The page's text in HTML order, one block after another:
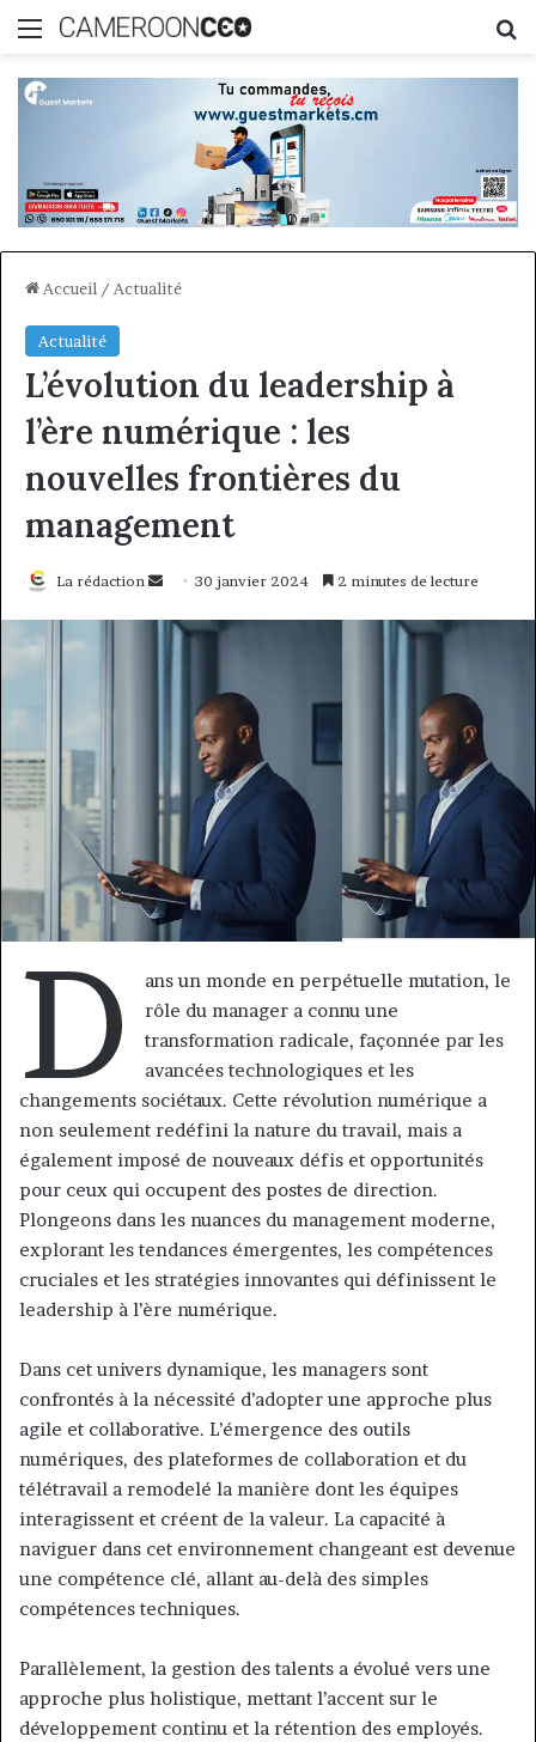
Menu
Accueil / Actualité
Actualité
L’évolution du leadership à
l’ère numérique : les
nouvelles frontières du
management
La rédaction
Envoyer
courriel
30 janvier 2024 2 minutes de lecture
D
ans un monde en perpétuelle mutation, le
rôle du manager a connu une
transformation radicale, façonnée par les
avancées technologiques et les
changements sociétaux. Cette révolution numérique a
non seulement redéfini la nature du travail, mais a
également imposé de nouveaux défis et opportunités
pour ceux qui occupent des postes de direction.
Plongeons dans les nuances du management moderne,
explorant les tendances émergentes, les compétences
cruciales et les stratégies innovantes qui définissent le
leadership à l’ère numérique.
Dans cet univers dynamique, les managers sont
confrontés à la nécessité d’adopter une approche plus
agile et collaborative. L’émergence des outils
numériques, des plateformes de collaboration et du
télétravail a remodelé la manière dont les équipes
interagissent et créent de la valeur. La capacité à
naviguer dans cet environnement changeant est devenue
une compétence clé, allant au-delà des simples
compétences techniques.
Parallèlement, la gestion des talents a évolué vers une
approche plus holistique, mettant l’accent sur le
développement continu et la rétention des employés.